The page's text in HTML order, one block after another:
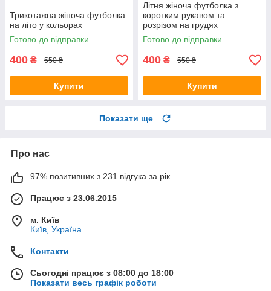
Трикотажна жіноча футболка
на літо у кольорах
Готово до відправки
400 ₴ 550 ₴
Купити
Літня жіноча футболка з
коротким рукавом та
розрізом на грудях
Готово до відправки
400 ₴ 550 ₴
Купити
Показати ще
Про нас
97% позитивних з 231 відгука за рік
Працює з 23.06.2015
м. Київ
Київ, Україна
Контакти
Сьогодні працює з 08:00 до 18:00
Показати весь графік роботи